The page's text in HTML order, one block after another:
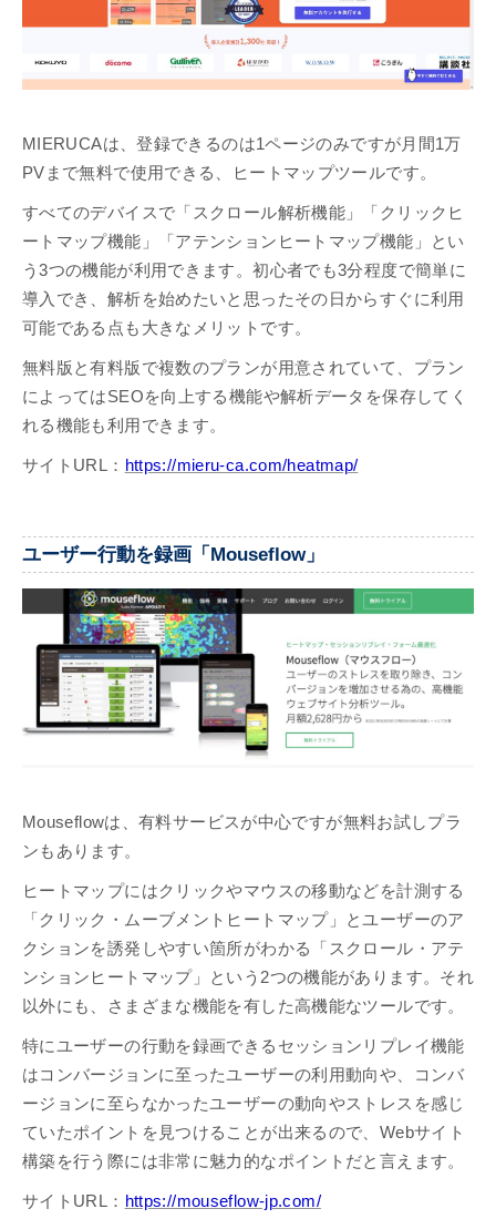
MIERUCAは、登録できるのは1ページのみですが月間1万
PVまで無料で使用できる、ヒートマップツールです。
すべてのデバイスで「スクロール解析機能」「クリックヒ
ートマップ機能」「アテンションヒートマップ機能」とい
う3つの機能が利用できます。初心者でも3分程度で簡単に
導入でき、解析を始めたいと思ったその日からすぐに利用
可能である点も大きなメリットです。
無料版と有料版で複数のプランが用意されていて、プラン
によってはSEOを向上する機能や解析データを保存してく
れる機能も利用できます。
サイトURL： https://mieru-ca.com/heatmap/
ユーザー行動を録画「Mouseflow」
Mouseflowは、有料サービスが中心ですが無料お試しプラ
ンもあります。
ヒートマップにはクリックやマウスの移動などを計測する
「クリック・ムーブメントヒートマップ」とユーザーのア
クションを誘発しやすい箇所がわかる「スクロール・アテ
ンションヒートマップ」という2つの機能があります。それ
以外にも、さまざまな機能を有した高機能なツールです。
特にユーザーの行動を録画できるセッションリプレイ機能
はコンバージョンに至ったユーザーの利用動向や、コンバ
ージョンに至らなかったユーザーの動向やストレスを感じ
ていたポイントを見つけることが出来るので、Webサイト
構築を行う際には非常に魅力的なポイントだと言えます。
サイトURL： https://mouseflow-jp.com/